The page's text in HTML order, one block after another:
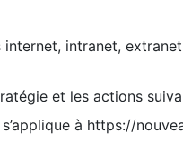
internet, intranet,
et les actions
à https://